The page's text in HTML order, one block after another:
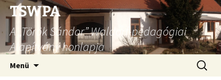
Ugrás
tartalomhoz
TSWPA
A „Török Sándor” Waldorf-pedagógiai
Alapítvány honlapja
Menü